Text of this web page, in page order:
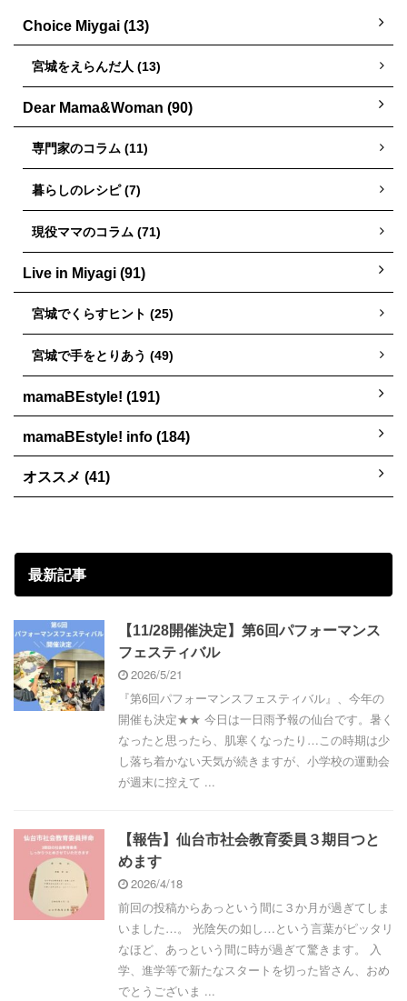
Choice Miygai (13)
宮城をえらんだ人 (13)
Dear Mama&Woman (90)
専門家のコラム (11)
暮らしのレシピ (7)
現役ママのコラム (71)
Live in Miyagi (91)
宮城でくらすヒント (25)
宮城で手をとりあう (49)
mamaBEstyle! (191)
mamaBEstyle! info (184)
オススメ (41)
最新記事
【11/28開催決定】第6回パフォーマンス
フェスティバル
2026/5/21
『第6回パフォーマンスフェスティバル』、今年の
開催も決定★★ 今日は一日雨予報の仙台です。暑く
なったと思ったら、肌寒くなったり…この時期は少
し落ち着かない天気が続きますが、小学校の運動会
が週末に控えて ...
【報告】仙台市社会教育委員３期目つと
めます
2026/4/18
前回の投稿からあっという間に３か月が過ぎてしま
いました…。 光陰矢の如し…という言葉がピッタリ
なほど、あっという間に時が過ぎて驚きます。 入
学、進学等で新たなスタートを切った皆さん、おめ
でとうございま ...